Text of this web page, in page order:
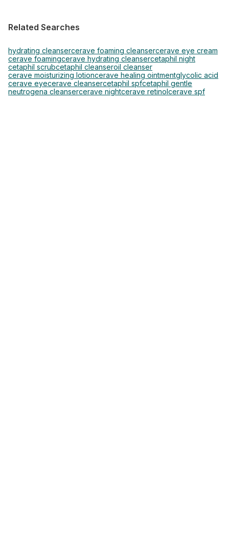
Related Searches
hydrating cleansercerave foaming cleansercerave eye cream
cerave foamingcerave hydrating cleansercetaphil night
cetaphil scrubcetaphil cleanseroil cleanser
cerave moisturizing lotioncerave healing ointmentglycolic acid
cerave eyecerave cleansercetaphil spfcetaphil gentle
neutrogena cleansercerave nightcerave retinol cerave spf